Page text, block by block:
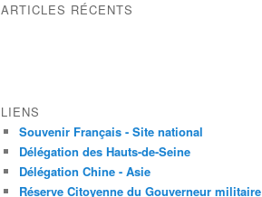
ARTICLES RÉCENTS
LIENS
Souvenir Français - Site national
Délégation des Hauts-de-Seine
Délégation Chine - Asie
Réserve Citoyenne du Gouverneur militaire